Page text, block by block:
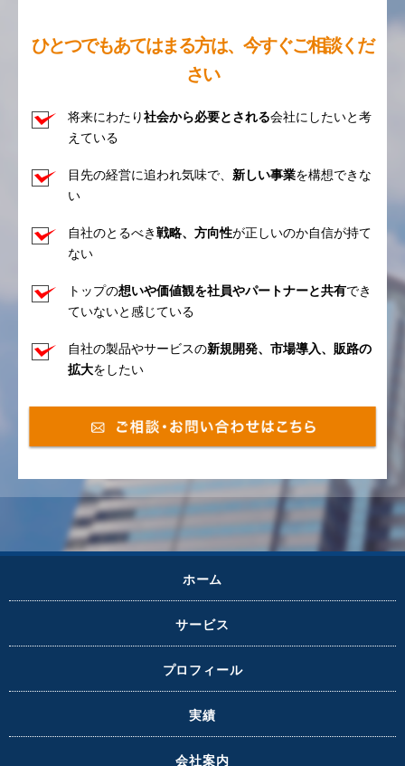
ひとつでもあてはまる方は、今すぐご相談くだ
さい
将来にわたり社会から必要とされる会社にしたいと考
えている
目先の経営に追われ気味で、 新しい事業を構想できな
い
自社のとるべき戦略、方向性が正しいのか自信が持て
ない
トップの想いや価値観を社員やパートナーと共有でき
ていないと感じている
自社の製品やサービスの新規開発、市場導入、販路の
拡大をしたい
ホーム
サービス
プロフィール
実績
会社案内